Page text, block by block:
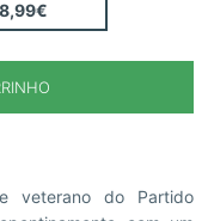
8,99€
veterano do Partido